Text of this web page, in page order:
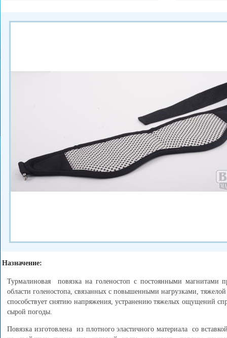
Назначение:
Турмалиновая повязка на голеностоп с постоянными магнитами
области голеностопа, связанных с повышенными нагрузками,
способствует снятию напряжения, устранению тяжелых ощущений
сырой погоды.
Повязка изготовлена из плотного эластичного материала со